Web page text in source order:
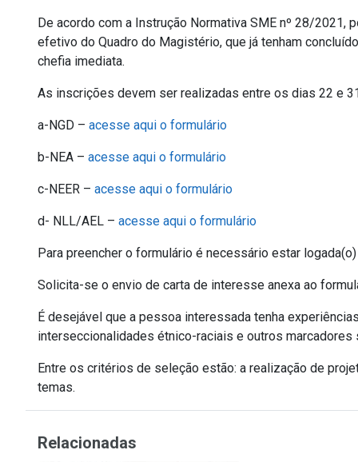
De acordo com a Instrução Normativa SME nº 28/
efetivo do Quadro do Magistério, que já tenham
chefia imediata.
As inscrições devem ser realizadas entre os dias 22 e
a-NGD – acesse aqui o formulário
b-NEA – acesse aqui o formulário
c-NEER – acesse aqui o formulário
d- NLL/AEL – acesse aqui o formulário
Para preencher o formulário é necessário estar
Solicita-se o envio de carta de interesse anexa ao
É desejável que a pessoa interessada tenha
interseccionalidades étnico-raciais e outros marcadores
Entre os critérios de seleção estão: a realização de
temas.
Relacionadas